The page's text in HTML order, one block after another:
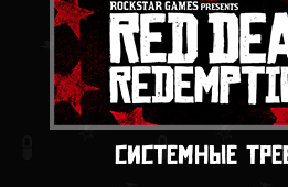
Системные